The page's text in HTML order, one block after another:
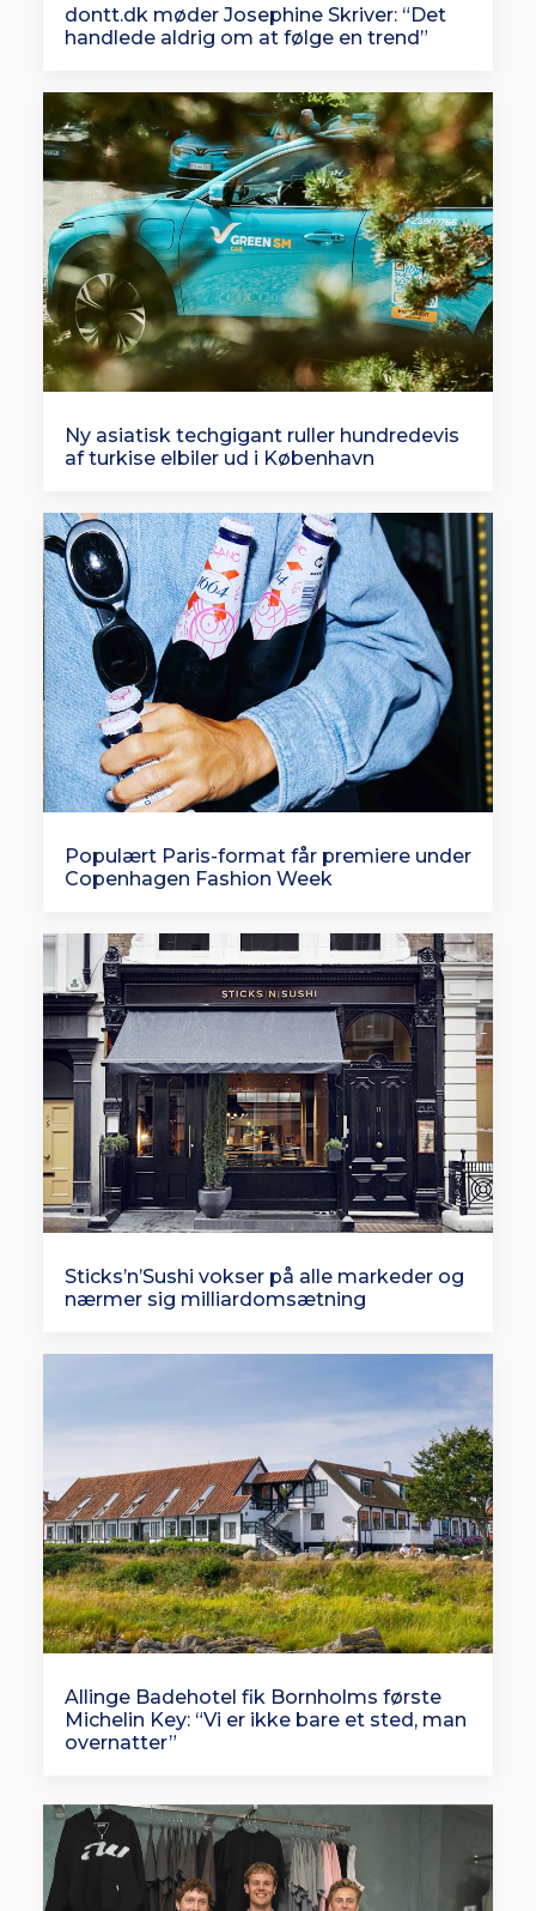
dontt.dk møder Josephine Skriver: “Det
handlede aldrig om at følge en trend”
Ny asiatisk techgigant ruller hundredevis
af turkise elbiler ud i København
Populært Paris-format får premiere under
Copenhagen Fashion Week
Sticks’n’Sushi vokser på alle markeder og
nærmer sig milliardomsætning
Allinge Badehotel fik Bornholms første
Michelin Key: “Vi er ikke bare et sted, man
overnatter”